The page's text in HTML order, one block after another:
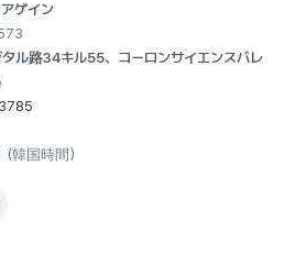
ゲイン
ル路34キル55、コーロンサイエンスバレ
韓国時間）